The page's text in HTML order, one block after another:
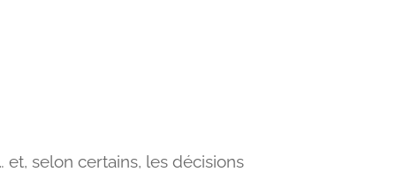
selon certains, les décisions